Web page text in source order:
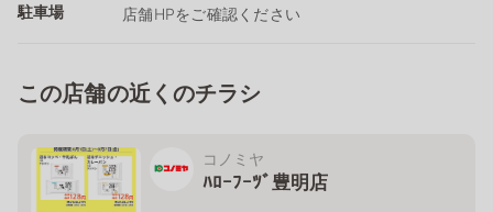
駐車場 店舗HPをご確認ください
この店舗の近くのチラシ
コノミヤ
ﾊﾛｰﾌｰﾂﾞ豊明店